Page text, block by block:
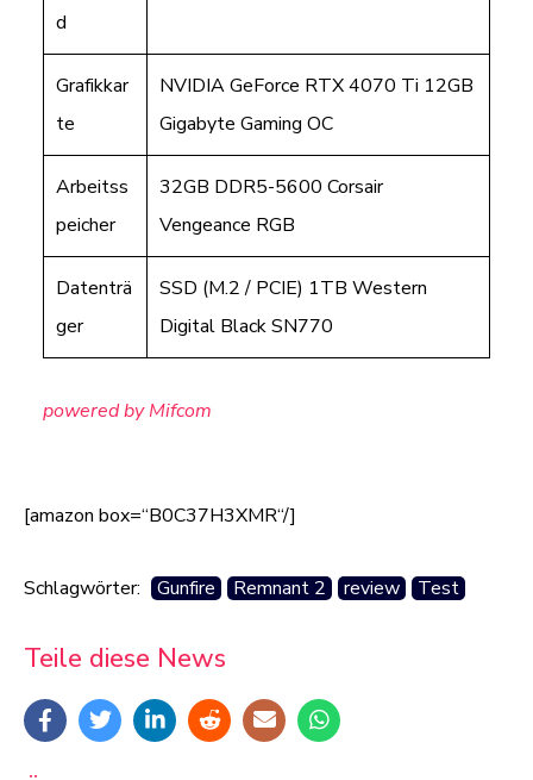
d
Grafikkar
te
NVIDIA GeForce RTX 4070 Ti 12GB
Gigabyte Gaming OC
Arbeitss
peicher
32GB DDR5-5600 Corsair
Vengeance RGB
Datenträ
ger
SSD (M.2 / PCIE) 1TB Western
Digital Black SN770
powered by Mifcom
[amazon box=“B0C37H3XMR“/]
Schlagwörter: Gunfire Remnant 2 review Test
Teile diese News